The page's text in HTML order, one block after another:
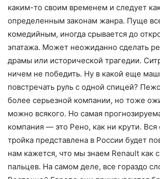
каким-то своим временем и следует
определенным законам жанра. Пуще
комедийным, иногда срывается до
эпатажа. Может неожиданно сделать
драмы или исторической трагедии.
ничем не победить. Ну в какой еще
повстречать руль с одной спицей?
более серьезной компании, но тоже
можно всякого. Но самая
компания — это Рено, как ни крути. Вся
тройка представлена в России будет
нам кажется, что мы знаем Renault как
пальцев. На самом деле, все гораздо